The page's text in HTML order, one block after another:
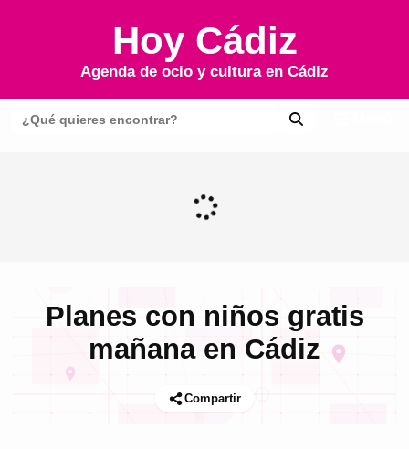
Hoy Cádiz
Agenda de ocio y cultura en Cádiz
Planes con niños gratis
mañana en Cádiz
Compartir